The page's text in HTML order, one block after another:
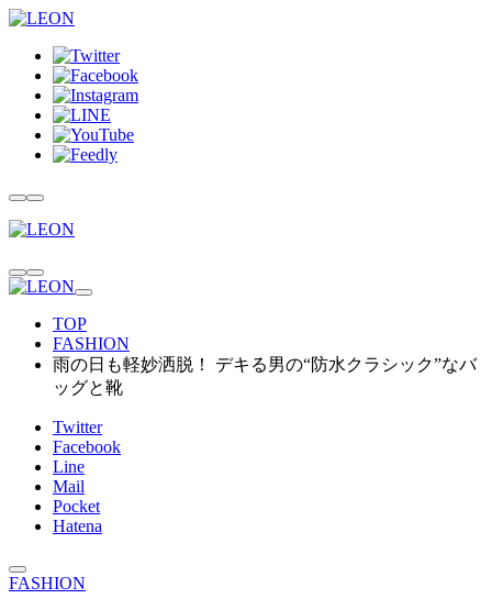
TOP
FASHION
雨の日も軽妙洒脱！ デキる男の“防水クラシック”なバ
ッグと靴
Twitter
Facebook
Line
Mail
Pocket
Hatena
FASHION